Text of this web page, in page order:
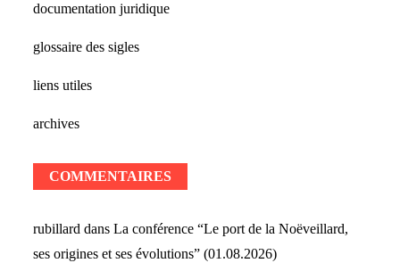
documentation juridique
glossaire des sigles
liens utiles
archives
COMMENTAIRES
rubillard dansLa conférence “Le port de la Noëveillard,
ses origines et ses évolutions” (01.08.2026)